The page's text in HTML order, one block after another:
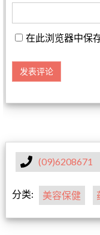
在此浏览器中保
(09)6208671
分类: 美容保健